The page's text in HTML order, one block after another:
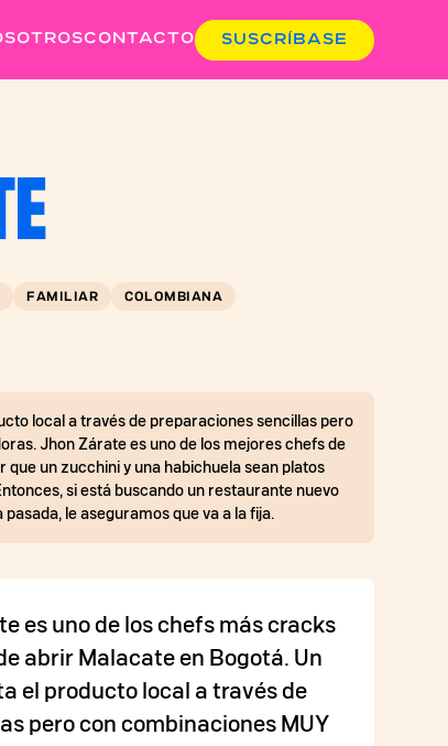
CONTACTO SUSCRÍBASE
FAMILIAR COLOMBIANA
local a través de preparaciones sencillas pero
Jhon Zárate es uno de los mejores chefs de
que un zucchini y una habichuela sean platos
si está buscando un restaurante nuevo
le aseguramos que va a la fija.
es uno de los chefs más cracks
abrir Malacate en Bogotá. Un
el producto local a través de
pero con combinaciones MUY